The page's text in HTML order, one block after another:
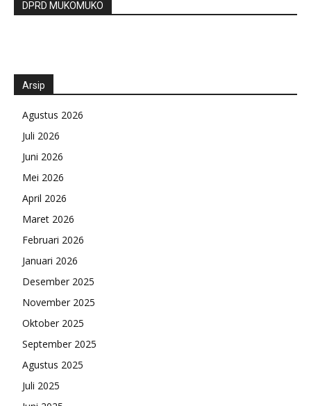
DPRD MUKOMUKO
Arsip
Agustus 2026
Juli 2026
Juni 2026
Mei 2026
April 2026
Maret 2026
Februari 2026
Januari 2026
Desember 2025
November 2025
Oktober 2025
September 2025
Agustus 2025
Juli 2025